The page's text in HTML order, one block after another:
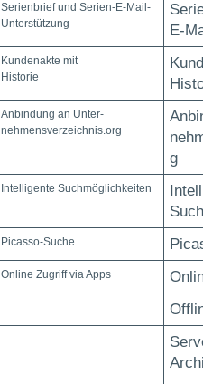
Serienbrief und Serien-E-Mail-
Unterstützung
E-
Kundenakte mit
Historie
Anbindung an Unter-
nehmensverzeichnis.org
g
Intelligente Suchmöglichkeiten
Picasso-Suche
Online Zugriff via Apps